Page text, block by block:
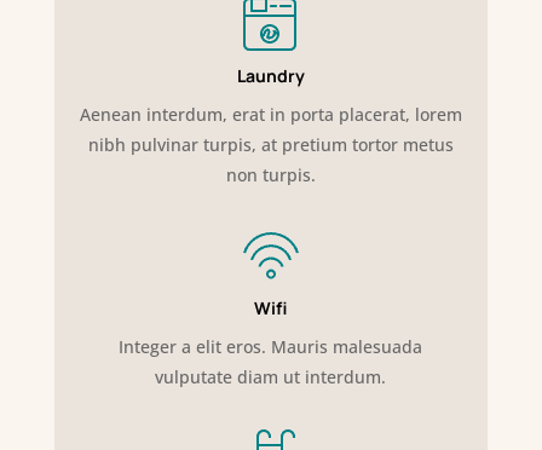
Laundry
Aenean interdum, erat in porta placerat, lorem
nibh pulvinar turpis, at pretium tortor metus
non turpis.
Wifi
Integer a elit eros. Mauris malesuada
vulputate diam ut interdum.